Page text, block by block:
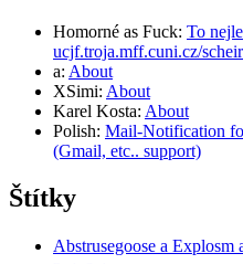
Homorné as Fuck: To
ucjf.troja.mff.cuni.cz/
a: About
XSimi: About
Karel Kosta: About
Polish: Mail-Notification
(Gmail, etc.. support)
Štítky
Abstrusegoose a Explosm